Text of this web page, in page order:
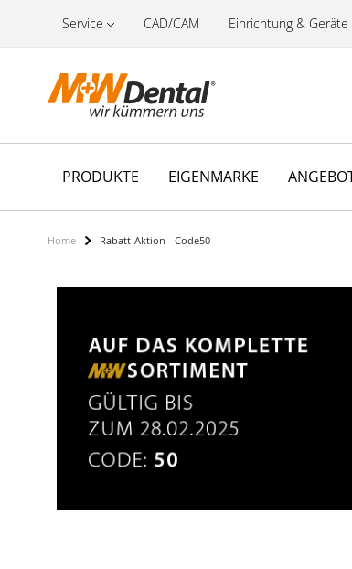
Service CAD/CAM Einrichtung & Geräte
PRODUKTE EIGENMARKE
Home Rabatt-Aktion - Code50